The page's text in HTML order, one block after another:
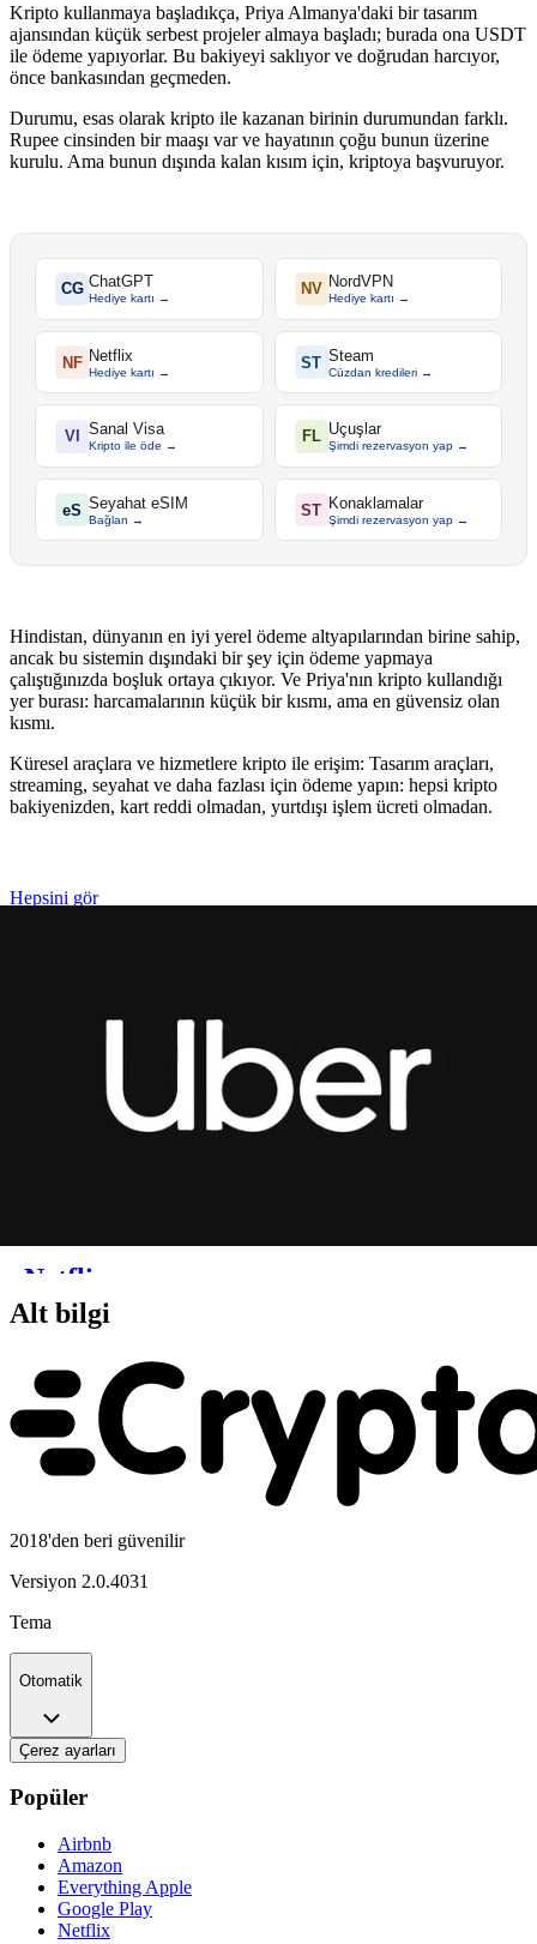
Kripto kullanmaya başladıkça, Priya Almanya'daki bir tasarım
ajansından küçük serbest projeler almaya başladı; burada ona USDT
ile ödeme yapıyorlar. Bu bakiyeyi saklıyor ve doğrudan harcıyor,
önce bankasından geçmeden.
Durumu, esas olarak kripto ile kazanan birinin durumundan farklı.
Rupee cinsinden bir maaşı var ve hayatının çoğu bunun üzerine
kurulu. Ama bunun dışında kalan kısım için, kriptoya başvuruyor.
CG ChatGPT
Hediye kartı →
NV NordVPN
Hediye kartı →
NF Netflix
Hediye kartı →
ST Steam
Cüzdan kredileri →
VI Sanal Visa
Kripto ile öde →
FL Uçuşlar
Şimdi rezervasyon yap →
eS Seyahat eSIM
Bağlan →
ST Konaklamalar
Şimdi rezervasyon yap →
Hindistan, dünyanın en iyi yerel ödeme altyapılarından birine sahip,
ancak bu sistemin dışındaki bir şey için ödeme yapmaya
çalıştığınızda boşluk ortaya çıkıyor. Ve Priya'nın kripto kullandığı
yer burası: harcamalarının küçük bir kısmı, ama en güvensiz olan
kısmı.
Küresel araçlara ve hizmetlere kripto ile erişim: Tasarım araçları,
streaming, seyahat ve daha fazlası için ödeme yapın: hepsi kripto
bakiyenizden, kart reddi olmadan, yurtdışı işlem ücreti olmadan.
Alt bilgi
2018'den beri güvenilir
Versiyon 2.0.4031
Tema
Otomatik
Çerez ayarları
Popüler
Airbnb
Amazon
Everything Apple
Google Play
Netflix